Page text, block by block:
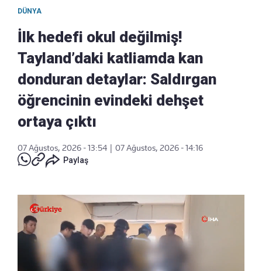
DÜNYA
İlk hedefi okul değilmiş!
Tayland’daki katliamda kan
donduran detaylar: Saldırgan
öğrencinin evindeki dehşet
ortaya çıktı
07 Ağustos, 2026 - 13:54
07 Ağustos, 2026 - 14:16
Paylaş